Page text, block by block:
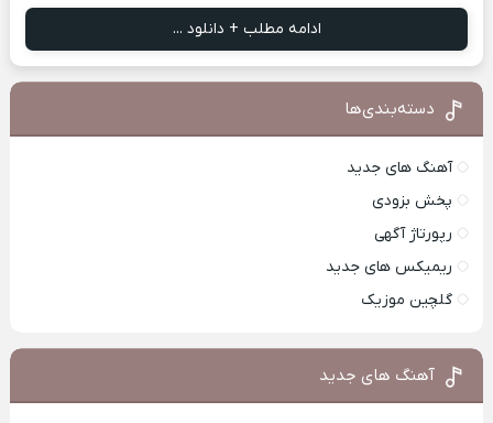
ادامه مطلب + دانلود ...
دسته‌بندی‌ها
آهنگ های جدید
پخش بزودی
رپورتاژ آگهی
ریمیکس های جدید
گلچین موزیک
آهنگ های جدید